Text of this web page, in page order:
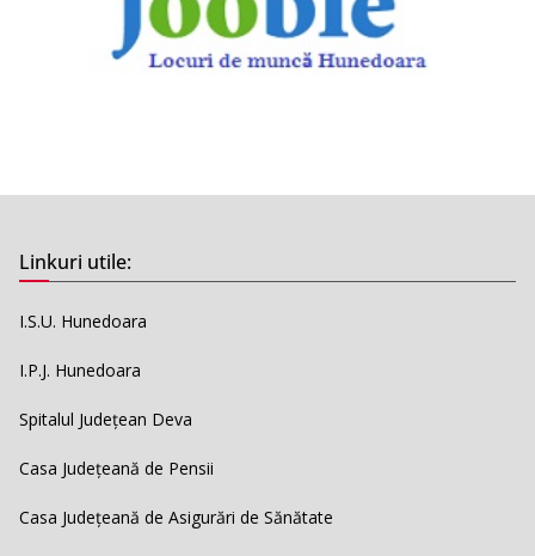
Linkuri utile:
I.S.U. Hunedoara
I.P.J. Hunedoara
Spitalul Județean Deva
Casa Județeană de Pensii
Casa Județeană de Asigurări de Sănătate